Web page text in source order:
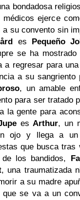
bondadosa
ejerce
a su convento sin
es Pequeño
se ha
a regresar para
a su sangriento
, un amable
para ser tratado
la gente para
esArthur, un
ojo y llega a un
que busca tras
los bandidos,
, una traumatizada
a su madre
se va a un